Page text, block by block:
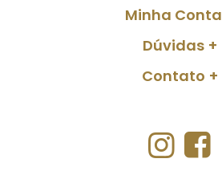
Minha Conta
Dúvidas
Contato